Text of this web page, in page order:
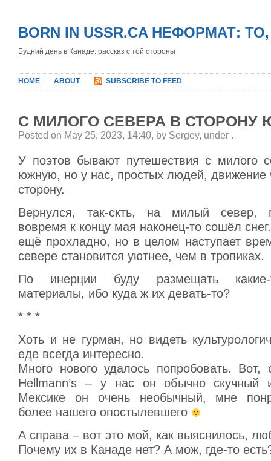
BORN IN USSR.CA НЕФОРМАТ:
Будний день в Канаде: рассказ с той стороны
HOME ABOUT SUBSCRIBE TO FEED
С МИЛОГО СЕВЕРА В
Posted on May 25, 2023, 14:40, by Sergey, under .
У поэтов бывают путешествия с милого
южную, но у нас, простых людей, движение
сторону.
Вернулся, так-скть, на милый север,
вовремя к концу мая наконец-то сошёл
ещё прохладно, но в целом наступает
севере становится уютнее, чем в тропиках.
По инерции буду размещать какие-
материалы, ибо куда ж их девать-то?
* * *
Хоть и не гурман, но видеть
еде всегда интересно.
Много нового удалось попробовать. Вот,
Hellmann’s – у нас он обычно
Мексике он очень необычный, мне
более нашего опостылевшего
А справа – вот это мой, как выяснилось,
Почему их в Канаде нет? А мож, где-то